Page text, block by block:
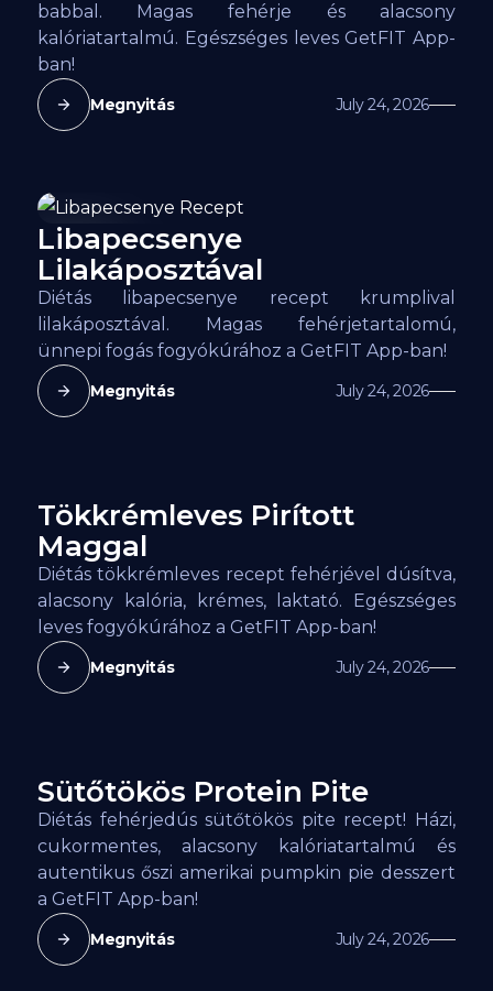
babbal. Magas fehérje és alacsony
kalóriatartalmú. Egészséges leves GetFIT App-
ban!
Megnyitás July 24, 2026
125kcal
Libapecsenye
Lilakáposztával
Diétás libapecsenye recept krumplival
lilakáposztával. Magas fehérjetartalomú,
ünnepi fogás fogyókúrához a GetFIT App-ban!
Megnyitás July 24, 2026
52kcal
Tökkrémleves Pirított
Maggal
Diétás tökkrémleves recept fehérjével dúsítva,
alacsony kalória, krémes, laktató. Egészséges
leves fogyókúrához a GetFIT App-ban!
Megnyitás July 24, 2026
142 kcal
Sütőtökös Protein Pite
Diétás fehérjedús sütőtökös pite recept! Házi,
cukormentes, alacsony kalóriatartalmú és
autentikus őszi amerikai pumpkin pie desszert
a GetFIT App-ban!
Megnyitás July 24, 2026